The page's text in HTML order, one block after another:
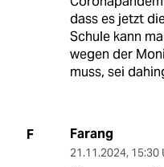
dass es jetzt
Schule kann
wegen der
muss, sei
F Farang
21.11.2024, 15:30